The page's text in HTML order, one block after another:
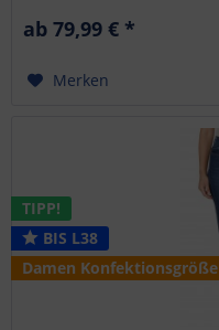
ab 79,99 € *
Merken
TIPP!
BIS L38
Damen Konfektionsgröße